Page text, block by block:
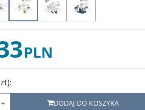
PLN
:
+ DODAJ DO KOSZYKA